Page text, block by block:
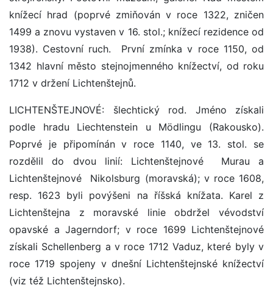
knížecí hrad (poprvé zmiňován v roce 1322, zničen
1499 a znovu vystaven v 16. stol.; knížecí rezidence od
1938). Cestovní ruch. ­ První zmínka v roce 1150, od
1342 hlavní město stejnojmenného knížectví, od roku
1712 v držení Lichtenštejnů.
LICHTENŠTEJNOVÉ: šlechtický rod. Jméno získali
podle hradu Liechtenstein u Mödlingu (Rakousko).
Poprvé je připomínán v roce 1140, ve 13. stol. se
rozdělil do dvou linií: Lichtenštejnové ­ Murau a
Lichtenštejnové ­ Nikolsburg (moravská); v roce 1608,
resp. 1623 byli povýšeni na říšská knížata. Karel z
Lichtenštejna z moravské linie obdržel vévodství
opavské a Jagerndorf; v roce 1699 Lichtenštejnové
získali Schellenberg a v roce 1712 Vaduz, které byly v
roce 1719 spojeny v dnešní Lichtenštejnské knížectví
(viz též Lichtenštejnsko).